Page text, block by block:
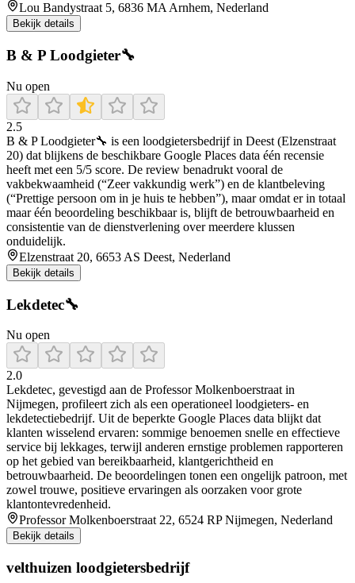
Lou Bandystraat 5, 6836 MA Arnhem, Nederland
Bekijk details
B & P Loodgieter🔧
Nu open
2.5
B & P Loodgieter🔧 is een loodgietersbedrijf in Deest (Elzenstraat
20) dat blijkens de beschikbare Google Places data één recensie
heeft met een 5/5 score. De review benadrukt vooral de
vakbekwaamheid (“Zeer vakkundig werk”) en de klantbeleving
(“Prettige persoon om in je huis te hebben”), maar omdat er in totaal
maar één beoordeling beschikbaar is, blijft de betrouwbaarheid en
consistentie van de dienstverlening over meerdere klussen
onduidelijk.
Elzenstraat 20, 6653 AS Deest, Nederland
Bekijk details
Lekdetec🔧
Nu open
2.0
Lekdetec, gevestigd aan de Professor Molkenboerstraat in
Nijmegen, profileert zich als een operationeel loodgieters- en
lekdetectiebedrijf. Uit de beperkte Google Places data blijkt dat
klanten wisselend ervaren: sommige benoemen snelle en effectieve
service bij lekkages, terwijl anderen ernstige problemen rapporteren
op het gebied van bereikbaarheid, klantgerichtheid en
betrouwbaarheid. De beoordelingen tonen een ongelijk patroon, met
zowel trouwe, positieve ervaringen als oorzaken voor grote
klantontevredenheid.
Professor Molkenboerstraat 22, 6524 RP Nijmegen, Nederland
Bekijk details
velthuizen loodgietersbedrijf